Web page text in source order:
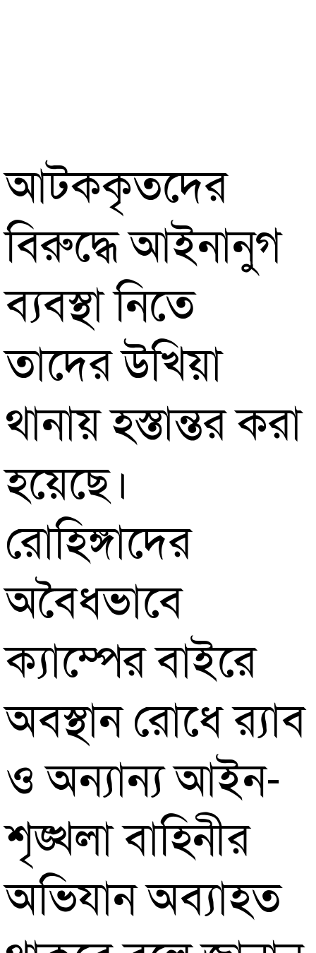
আটককৃতদের
বিরুদ্ধে আইনানুগ
ব্যবস্থা নিতে
তাদের উখিয়া
থানায় হস্তান্তর করা
হয়েছে।
রোহিঙ্গাদের
অবৈধভাবে
ক্যাম্পের বাইরে
অবস্থান রোধে র‌্যাব
ও অন্যান্য আইন-
শৃঙ্খলা বাহিনীর
অভিযান অব্যাহত